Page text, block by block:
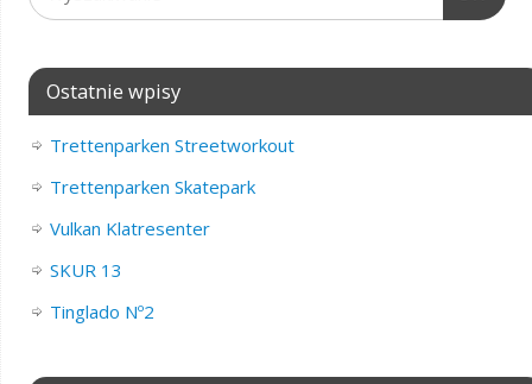
Ostatnie wpisy
Trettenparken Streetworkout
Trettenparken Skatepark
Vulkan Klatresenter
SKUR 13
Tinglado Nº2